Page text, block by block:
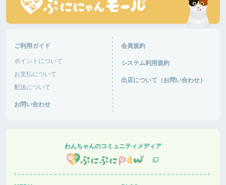
ご利用ガイド
ポイントについて
お支払について
配送について
お問い合わせ
会員規約
システム利用規約
出店について（お問い合わせ）
わんちゃんのコミュニティメディア